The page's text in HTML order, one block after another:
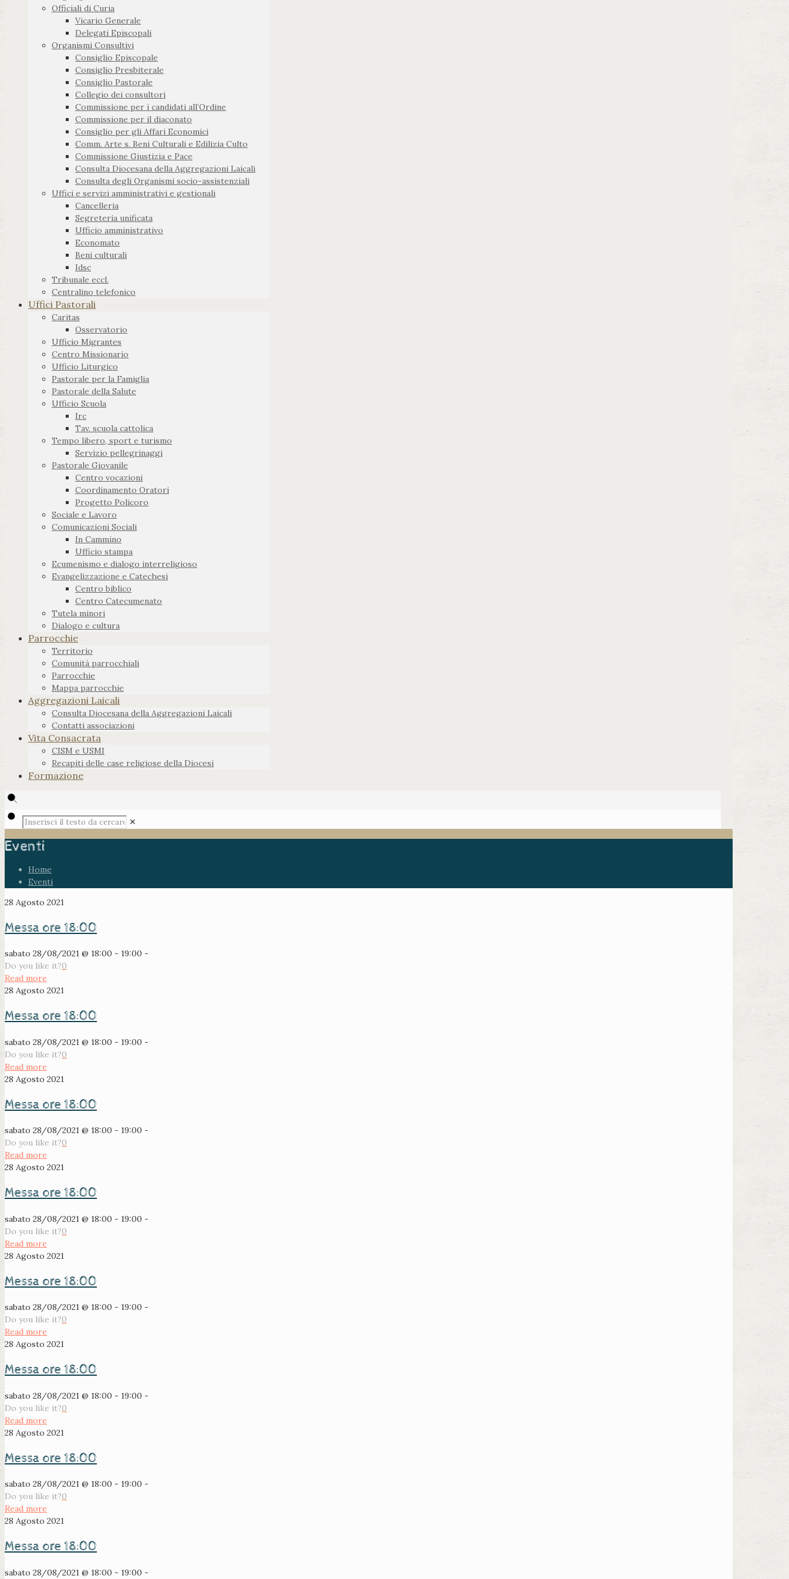
Officiali di Curia
Vicario Generale
Delegati Episcopali
Organismi Consultivi
Consiglio Episcopale
Consiglio Presbiterale
Consiglio Pastorale
Collegio dei consultori
Commissione per i candidati all’Ordine
Commissione per il diaconato
Consiglio per gli Affari Economici
Comm. Arte s. Beni Culturali e Edilizia Culto
Commissione Giustizia e Pace
Consulta Diocesana della Aggregazioni Laicali
Consulta degli Organismi socio-assistenziali
Uffici e servizi amministrativi e gestionali
Cancelleria
Segreteria unificata
Ufficio amministrativo
Economato
Beni culturali
Idsc
Tribunale eccl.
Centralino telefonico
Uffici Pastorali
Caritas
Osservatorio
Ufficio Migrantes
Centro Missionario
Ufficio Liturgico
Pastorale per la Famiglia
Pastorale della Salute
Ufficio Scuola
Irc
Tav. scuola cattolica
Tempo libero, sport e turismo
Servizio pellegrinaggi
Pastorale Giovanile
Centro vocazioni
Coordinamento Oratori
Progetto Policoro
Sociale e Lavoro
Comunicazioni Sociali
In Cammino
Ufficio stampa
Ecumenismo e dialogo interreligioso
Evangelizzazione e Catechesi
Centro biblico
Centro Catecumenato
Tutela minori
Dialogo e cultura
Parrocchie
Territorio
Comunità parrocchiali
Parrocchie
Mappa parrocchie
Aggregazioni Laicali
Consulta Diocesana della Aggregazioni Laicali
Contatti associazioni
Vita Consacrata
CISM e USMI
Recapiti delle case religiose della Diocesi
Formazione
✕
Eventi
Home
Eventi
28 Agosto 2021
Messa ore 18:00
sabato 28/08/2021 @ 18:00 - 19:00 -
Do you like it?0
Read more
28 Agosto 2021
Messa ore 18:00
sabato 28/08/2021 @ 18:00 - 19:00 -
Do you like it?0
Read more
28 Agosto 2021
Messa ore 18:00
sabato 28/08/2021 @ 18:00 - 19:00 -
Do you like it?0
Read more
28 Agosto 2021
Messa ore 18:00
sabato 28/08/2021 @ 18:00 - 19:00 -
Do you like it?0
Read more
28 Agosto 2021
Messa ore 18:00
sabato 28/08/2021 @ 18:00 - 19:00 -
Do you like it?0
Read more
28 Agosto 2021
Messa ore 18:00
sabato 28/08/2021 @ 18:00 - 19:00 -
Do you like it?0
Read more
28 Agosto 2021
Messa ore 18:00
sabato 28/08/2021 @ 18:00 - 19:00 -
Do you like it?0
Read more
28 Agosto 2021
Messa ore 18:00
sabato 28/08/2021 @ 18:00 - 19:00 -